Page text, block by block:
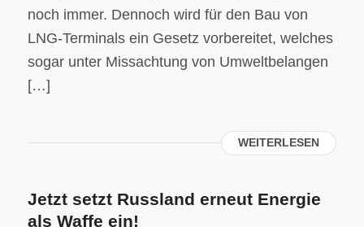
noch immer. Dennoch wird für den Bau von
LNG-Terminals ein Gesetz vorbereitet, welches
sogar unter Missachtung von Umweltbelangen
[…]
WEITERLESEN
Jetzt setzt Russland erneut Energie
als Waffe ein!